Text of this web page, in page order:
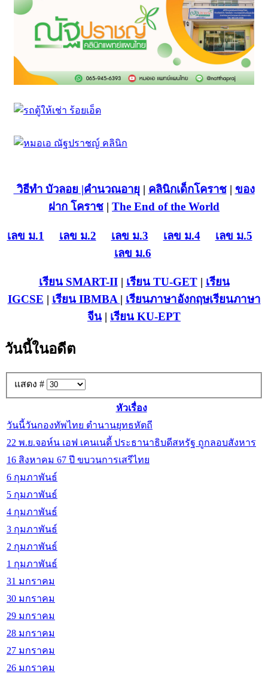
วิธีทำ บัวลอย |คำนวณอายุ | คลินิกเด็กโคราช| ของ
ฝาก โคราช | The End of the World
เลข ม.1 เลข ม.2 เลข ม.3 เลข ม.4
เลข ม.5
เลข ม.6
เรียน SMART-II| เรียน TU-GET| เรียน
IGCSE | เรียน IBMBA | เรียนภาษาอังกฤษเรียนภาษา
จีน | เรียน KU-EPT
วันนี้ในอดีต
แสดง #
หัวเรื่อง
วันนี้วันกองทัพไทย ตำนานยุทธหัตถี
22 พ.ย.จอห์น เอฟ เคนเนดี้ ประธานาธิบดีสหรัฐ ถูกลอบสังหาร
16 สิงหาคม 67 ปี ขบวนการเสรีไทย
6 กุมภาพันธ์
5 กุมภาพันธ์
4 กุมภาพันธ์
3 กุมภาพันธ์
2 กุมภาพันธ์
1 กุมภาพันธ์
31 มกราคม
30 มกราคม
29 มกราคม
28 มกราคม
27 มกราคม
26 มกราคม